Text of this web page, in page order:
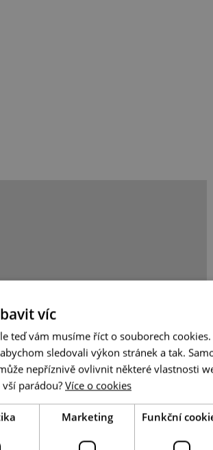
Leaflet|© Seznam.cz a.s. a další
víc
teď vám musíme říct o souborech
sledovali výkon stránek a tak.
nepříznivě ovlivnit některé vlastnosti
parádou?Více o cookies
Marketing Funkční